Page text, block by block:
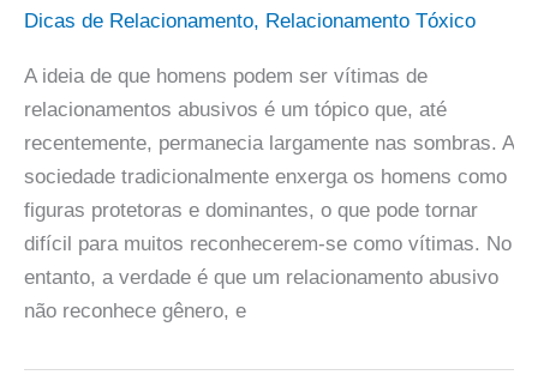
Dicas de Relacionamento, Relacionamento Tóxico
A ideia de que homens podem ser vítimas de
relacionamentos abusivos é um tópico que, até
recentemente, permanecia largamente nas sombras. A
sociedade tradicionalmente enxerga os homens como
figuras protetoras e dominantes, o que pode tornar
difícil para muitos reconhecerem-se como vítimas. No
entanto, a verdade é que um relacionamento abusivo
não reconhece gênero, e